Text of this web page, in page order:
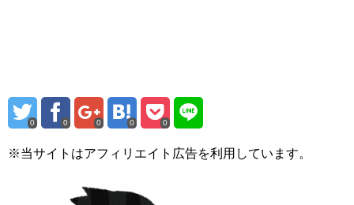
0 0 0 0 0
※当サイトはアフィリエイト広告を利用しています。